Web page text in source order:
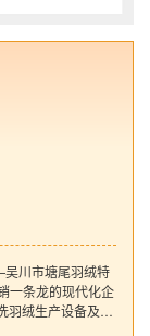
川市塘尾羽绒特
一条龙的现代化企
羽绒生产设备及先